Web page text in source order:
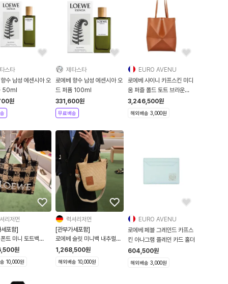
스타
수 남성 에센시아 오
50ml
원
제타스타
로에베 향수 남성 에센시아 오
드 퍼퓸 100ml
331,600원
무료배송
EURO AVENU
로에베 샤이니 카프스킨 미디
움 퍼즐 폴드 토트 브라운
A657G5
3,246,500원
해외배송 3,000원
리저먼
포함]
트 미니 토트백
/ BLACK
2165
원
10,000원
럭셔리저먼
[관부가세포함]
로에베 슬릿 미니백 내추럴
A685453X07 2435
1,268,500원
해외배송 10,000원
EURO AVENU
로에베 페블 그레인드 카프스
킨 아나그램 플레인 카드 홀더
604,500원
해외배송 3,000원